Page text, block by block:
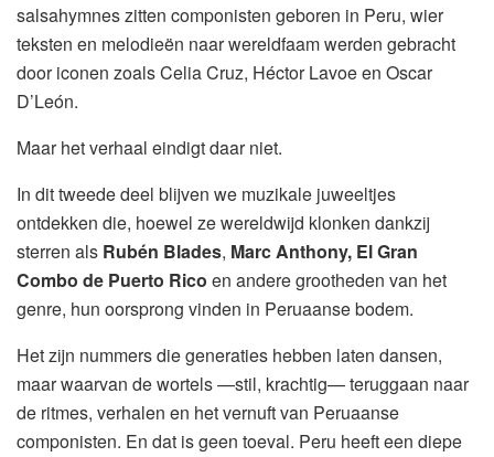
salsahymnes zitten componisten geboren in Peru, wier
teksten en melodieën naar wereldfaam werden gebracht
door iconen zoals Celia Cruz, Héctor Lavoe en Oscar
D’León.
Maar het verhaal eindigt daar niet.
In dit tweede deel blijven we muzikale juweeltjes
ontdekken die, hoewel ze wereldwijd klonken dankzij
sterren als Rubén Blades, Marc Anthony, El Gran
Combo de Puerto Rico en andere grootheden van het
genre, hun oorsprong vinden in Peruaanse bodem.
Het zijn nummers die generaties hebben laten dansen,
maar waarvan de wortels —stil, krachtig— teruggaan naar
de ritmes, verhalen en het vernuft van Peruaanse
componisten. En dat is geen toeval. Peru heeft een diepe